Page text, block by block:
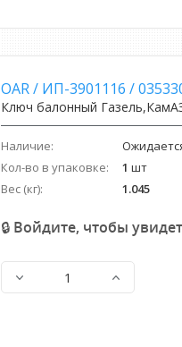
OAR/ ИП-3901116 /
Ключ балонный
Наличие:
Кол-во в упаковке:
1 шт
Вес (кг):
1.045
🔒 Войдите, чтобы